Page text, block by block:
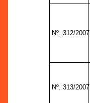
Nº. 312/2007
Nº. 313/2007